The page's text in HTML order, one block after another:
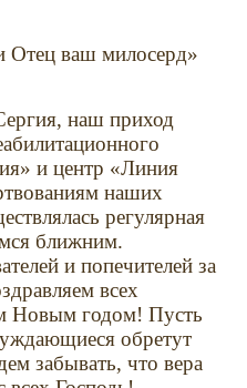
Отец ваш милосерд»
наш приход
и центр «Линия
наших
регулярная
ближним.
и попечителей за
всех
Новым годом! Пусть
обретут
забывать, что вера